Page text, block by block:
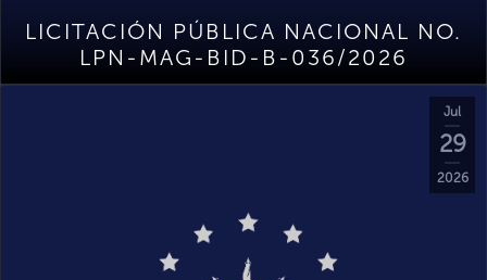
LICITACIÓN PÚBLICA NACIONAL NO.
LPN-MAG-BID-B-036/2026
Jul
29
2026